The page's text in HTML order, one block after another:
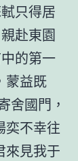
只得居
赴東園
的第一
蒙益既
舍國門，
奕不幸往
來見我于